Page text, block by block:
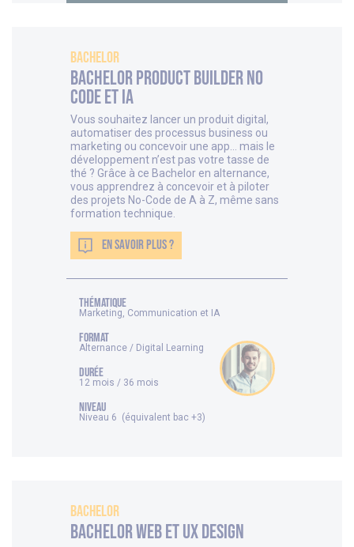
Bachelor
Bachelor Product Builder No
Code et IA
Vous souhaitez lancer un produit digital,
automatiser des processus business ou
marketing ou concevoir une app… mais le
développement n’est pas votre tasse de
thé ? Grâce à ce Bachelor en alternance,
vous apprendrez à concevoir et à piloter
des projets No-Code de A à Z, même sans
formation technique.
EN SAVOIR PLUS ?
thématique
Marketing, Communication et IA
FORMAT
Alternance / Digital Learning
DURÉE
12 mois / 36 mois
NIVEAU
Niveau 6 (équivalent bac +3)
Bachelor
Bachelor Web et UX Design